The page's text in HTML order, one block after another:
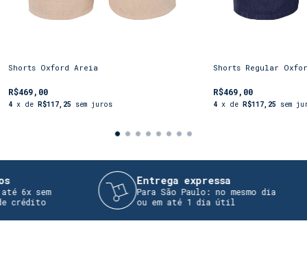
mães e filhos, criando momentos inesquecíveis com
Shorts Oxford Areia
R$469,00
4 x de R$117,25 sem juros
Shorts Regular
R$469,00
4 x de R$117,25 sem
sem
Entrega expressa
Para São Paulo: no mesmo dia
ou em até 1 dia útil